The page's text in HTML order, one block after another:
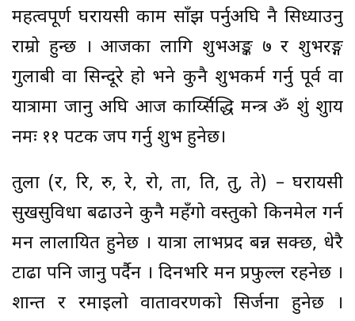
महत्वपूर्ण घरायसी काम साँझ पर्नुअघि नै सिध्याउनु
राम्रो हुन्छ । आजका लागि शुभअङ्क ७ र शुभरङ्ग
गुलाबी वा सिन्दूरे हो भने कुनै शुभकर्म गर्नु पूर्व वा
यात्रामा जानु अघि आज कार्य्सिद्धि मन्त्र ॐ शुं शुक्राय
नमः ११ पटक जप गर्नु शुभ हुनेछ।
तुला (र, रि, रु, रे, रो, ता, ति, तु, ते) – घरायसी
सुखसुविधा बढाउने कुनै महँगो वस्तुको किनमेल गर्न
मन लालायित हुनेछ । यात्रा लाभप्रद बन्न सक्छ, धेरै
टाढा पनि जानु पर्दैन । दिनभरि मन प्रफुल्ल रहनेछ ।
शान्त र रमाइलो वातावरणको सिर्जना हुनेछ ।